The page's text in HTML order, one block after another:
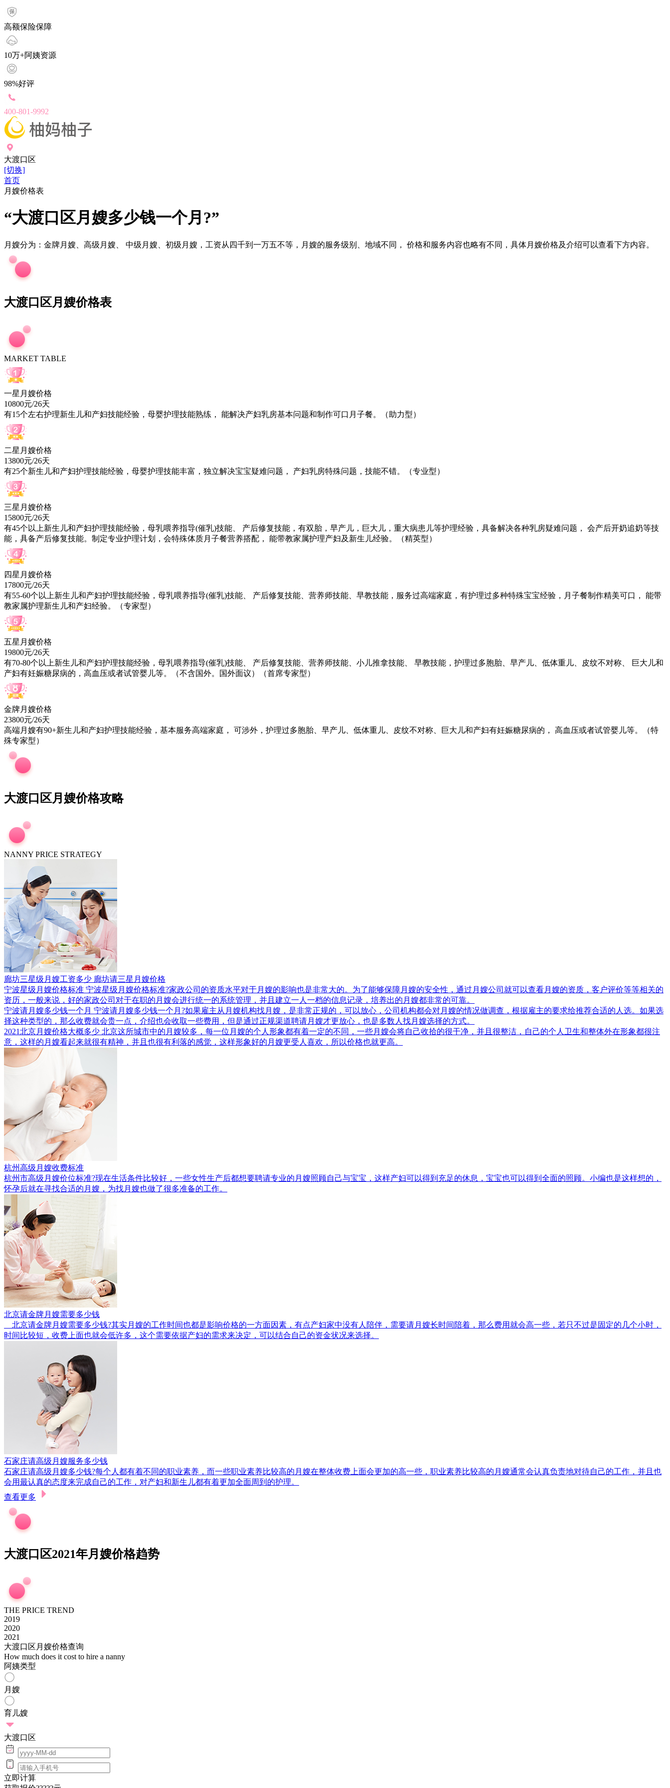
高额保险保障
10万+阿姨资源
98%好评
400-801-9992
大渡口区
[切换]
首页
月嫂价格表
“大渡口区月嫂多少钱一个月?”
月嫂分为：金牌月嫂、高级月嫂、 中级月嫂、初级月嫂，工资从四千到一万五不等，月嫂的服务级别、地域不同， 价格和服务内容也略有不同，具体月嫂价格及介绍可以查看下方内容。
大渡口区月嫂价格表
MARKET TABLE
一星月嫂价格
10800元/26天
有15个左右护理新生儿和产妇技能经验，母婴护理技能熟练， 能解决产妇乳房基本问题和制作可口月子餐。（助力型）
二星月嫂价格
13800元/26天
有25个新生儿和产妇护理技能经验，母婴护理技能丰富，独立解决宝宝疑难问题， 产妇乳房特殊问题，技能不错。（专业型）
三星月嫂价格
15800元/26天
有45个以上新生儿和产妇护理技能经验，母乳喂养指导(催乳)技能、 产后修复技能，有双胎，早产儿，巨大儿，重大病患儿等护理经验，具备解决各种乳房疑难问题， 会产后开奶追奶等技
能，具备产后修复技能。制定专业护理计划，会特殊体质月子餐营养搭配， 能带教家属护理产妇及新生儿经验。（精英型）
四星月嫂价格
17800元/26天
有55-60个以上新生儿和产妇护理技能经验，母乳喂养指导(催乳)技能、 产后修复技能、营养师技能、早教技能，服务过高端家庭，有护理过多种特殊宝宝经验，月子餐制作精美可口， 能带
教家属护理新生儿和产妇经验。（专家型）
五星月嫂价格
19800元/26天
有70-80个以上新生儿和产妇护理技能经验，母乳喂养指导(催乳)技能、 产后修复技能、营养师技能、小儿推拿技能、 早教技能，护理过多胞胎、早产儿、低体重儿、皮纹不对称、 巨大儿和
产妇有妊娠糖尿病的，高血压或者试管婴儿等。（不含国外。国外面议）（首席专家型）
金牌月嫂价格
23800元/26天
高端月嫂有90+新生儿和产妇护理技能经验，基本服务高端家庭， 可涉外，护理过多胞胎、早产儿、低体重儿、皮纹不对称、巨大儿和产妇有妊娠糖尿病的， 高血压或者试管婴儿等。（特
殊专家型）
大渡口区月嫂价格攻略
NANNY PRICE STRATEGY
廊坊三星级月嫂工资多少 廊坊请三星月嫂价格
宁波星级月嫂价格标准 宁波星级月嫂价格标准?家政公司的资质水平对于月嫂的影响也是非常大的。为了能够保障月嫂的安全性，通过月嫂公司就可以查看月嫂的资质，客户评价等等相关的
资历，一般来说，好的家政公司对于在职的月嫂会进行统一的系统管理，并且建立一人一档的信息记录，培养出的月嫂都非常的可靠。
宁波请月嫂多少钱一个月 宁波请月嫂多少钱一个月?如果雇主从月嫂机构找月嫂，是非常正规的，可以放心，公司机构都会对月嫂的情况做调查，根据雇主的要求给推荐合适的人选。如果选
择这种类型的，那么收费就会贵一点，介绍也会收取一些费用，但是通过正规渠道聘请月嫂才更放心，也是多数人找月嫂选择的方式。
2021北京月嫂价格大概多少 北京这所城市中的月嫂较多，每一位月嫂的个人形象都有着一定的不同，一些月嫂会将自己收拾的很干净，并且很整洁，自己的个人卫生和整体外在形象都很注
意，这样的月嫂看起来就很有精神，并且也很有利落的感觉，这样形象好的月嫂更受人喜欢，所以价格也就更高。
杭州高级月嫂收费标准
杭州市高级月嫂价位标准?现在生活条件比较好，一些女性生产后都想要聘请专业的月嫂照顾自己与宝宝，这样产妇可以得到充足的休息，宝宝也可以得到全面的照顾。小编也是这样想的，
怀孕后就在寻找合适的月嫂，为找月嫂也做了很多准备的工作。
北京请金牌月嫂需要多少钱
北京请金牌月嫂需要多少钱?其实月嫂的工作时间也都是影响价格的一方面因素，有点产妇家中没有人陪伴，需要请月嫂长时间陪着，那么费用就会高一些，若只不过是固定的几个小时，
时间比较短，收费上面也就会低许多，这个需要依据产妇的需求来决定，可以结合自己的资金状况来选择。
石家庄请高级月嫂服务多少钱
石家庄请高级月嫂多少钱?每个人都有着不同的职业素养，而一些职业素养比较高的月嫂在整体收费上面会更加的高一些，职业素养比较高的月嫂通常会认真负责地对待自己的工作，并且也
会用最认真的态度来完成自己的工作，对产妇和新生儿都有着更加全面周到的护理。
查看更多
大渡口区2021年月嫂价格趋势
THE PRICE TREND
2019
2020
2021
大渡口区月嫂价格查询
How much does it cost to hire a nanny
阿姨类型
月嫂
育儿嫂
大渡口区
立即计算